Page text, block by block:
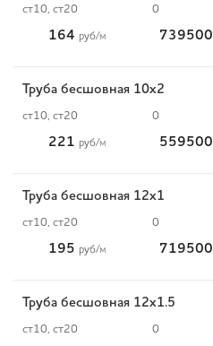
ст10, ст20 0
164 руб/м 739500
Труба бесшовная 10х2
ст10, ст20 0
221 руб/м 559500
Труба бесшовная 12х1
ст10, ст20 0
195 руб/м 719500
Труба бесшовная 12х1.5
ст10, ст20 0